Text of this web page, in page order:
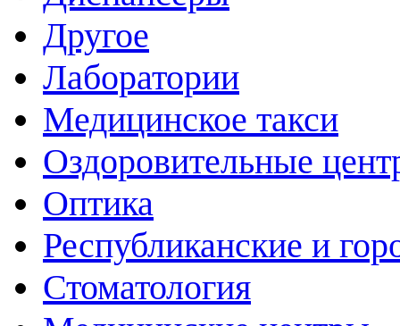
Другое
Лаборатории
Медицинское такси
Оздоровительные
Оптика
Республиканские и
Стоматология